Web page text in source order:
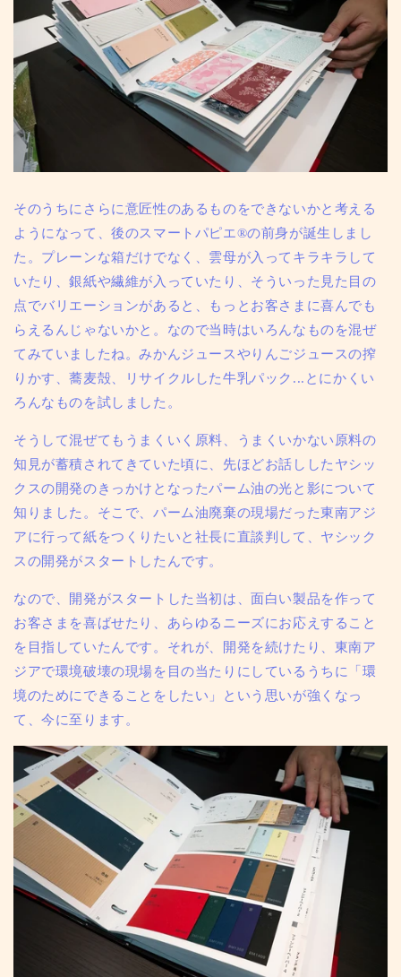
そのうちにさらに意匠性のあるものをできないかと考える
ようになって、後のスマートパピエ®の前身が誕生しまし
た。プレーンな箱だけでなく、雲母が入ってキラキラして
いたり、銀紙や繊維が入っていたり、そういった 見た目の
点でバリエーションがあると、もっとお客さまに喜んでも
らえるんじゃないかと。 なので当時はいろんなものを混ぜ
てみていましたね。みかんジュースやりんごジュースの搾
りかす、蕎麦殻、リサイクルした牛乳パック...とにかくい
ろんなものを試しました。
そうして混ぜてもうまくいく原料、うまくいかない原料の
知見が蓄積されてきていた頃に、先ほどお話ししたヤシッ
クスの開発のきっかけとなったパーム油の光と影について
知りました。そこで、パーム油廃棄の現場だった東南アジ
アに行って紙をつくりたいと社長に直談判して、ヤシック
スの開発がスタートしたんです。
なので、開発がスタートした当初は、面白い製品を作って
お客さまを喜ばせたり、あらゆるニーズにお応えすること
を目指していたんです。それが、
開発を続けたり、東南ア
ジアで環境破壊の現場を目の当たりにしているうちに「環
境のためにできることをしたい」という思いが強くなっ
て、今に至ります。